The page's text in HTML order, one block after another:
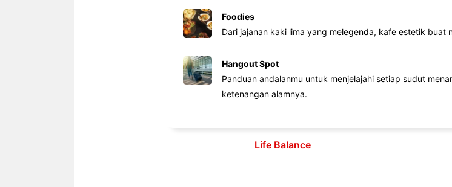
Foodies
Dari jajanan kaki lima yang melegenda, kafe estetik
Hangout Spot
Panduan andalanmu untuk menjelajahi setiap sudut
ketenangan alamnya.
Life Balance